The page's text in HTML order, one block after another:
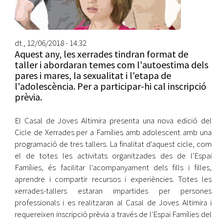
dt., 12/06/2018 - 14:32
Aquest any, les xerrades tindran format de
taller i abordaran temes com l'autoestima dels
pares i mares, la sexualitat i l'etapa de
l'adolescència. Per a participar-hi cal inscripció
prèvia.
El Casal de Joves Altimira presenta una nova edició del
Cicle de Xerrades per a Famílies amb adolescent amb una
programació de tres tallers. La finalitat d'aquest cicle, com
el de totes les activitats organitzades des de l'Espai
Famílies, és facilitar l'acompanyament dels fills i filles,
aprendre i compartir recursos i experiències. Totes les
xerrades-tallers estaran impartides per persones
professionals i es realitzaran al Casal de Joves Altimira i
requereixen inscripció prèvia a través de l'Espai Famílies del